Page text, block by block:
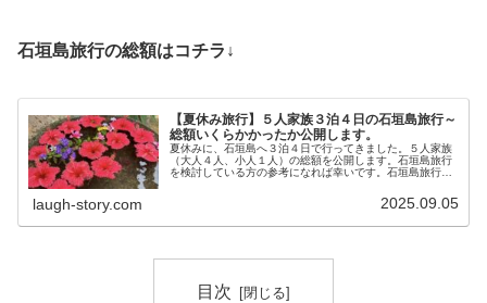
石垣島旅行の総額はコチラ↓
【夏休み旅行】５人家族３泊４日の石垣島旅行～
総額いくらかかったか公開します。
夏休みに、石垣島へ３泊４日で行ってきました。５人家族
（大人４人、小人１人）の総額を公開します。石垣島旅行
を検討している方の参考になれば幸いです。石垣島旅行記
laugh-story.com 2025.09.05
目次